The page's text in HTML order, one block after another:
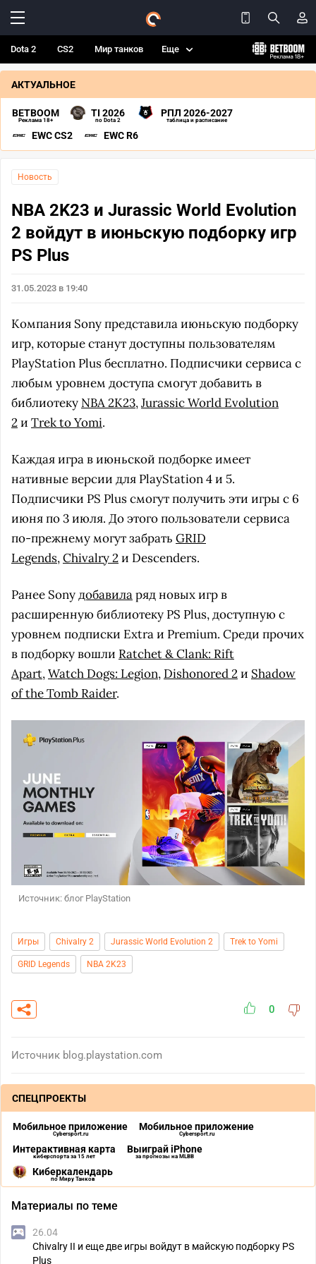
Dota 2 CS2 Мир танков Еще
АКТУАЛЬНОЕ
BETBOOM
Реклама 18+
TI 2026
по Dota 2
РПЛ 2026-2027
таблица и расписание
EWC CS2 EWC R6
Новость
NBA 2K23 и Jurassic World Evolution
2 войдут в июньскую подборку игр
PS Plus
31.05.2023 в 19:40
Компания Sony представила июньскую подборку
игр, которые станут доступны пользователям
PlayStation Plus бесплатно. Подписчики сервиса с
любым уровнем доступа смогут добавить в
библиотеку NBA 2K23,Jurassic World Evolution
2и Trek to Yomi.
Каждая игра в июньской подборке имеет
нативные версии для PlayStation 4 и 5.
Подписчики PS Plus смогут получить эти игры с 6
июня по 3 июля. До этого пользователи сервиса
по-прежнему могут забрать GRID
Legends,Chivalry 2и Descenders.
Ранее Sonyдобавиларяд новых игр в
расширенную библиотеку PS Plus, доступную с
уровнем подписки Extra и Premium. Среди прочих
в подборку вошли Ratchet & Clank: Rift
Apart,Watch Dogs: Legion, Dishonored 2и Shadow
of the Tomb Raider.
Источник: блог PlayStation
Игры Chivalry 2 Jurassic World Evolution 2 Trek to Yomi
GRID Legends NBA 2K23
0
Источник blog.playstation.com
СПЕЦПРОЕКТЫ
Мобильное приложение
Cybersport.ru
Мобильное приложение
Cybersport.ru
Интерактивная карта
киберспорта за 15 лет
Выиграй iPhone
за прогнозы на MLBB
Киберкалендарь
по Миру Танков
Материалы по теме
26.04
Chivalry II и еще две игры войдут в майскую подборку PS
Plus